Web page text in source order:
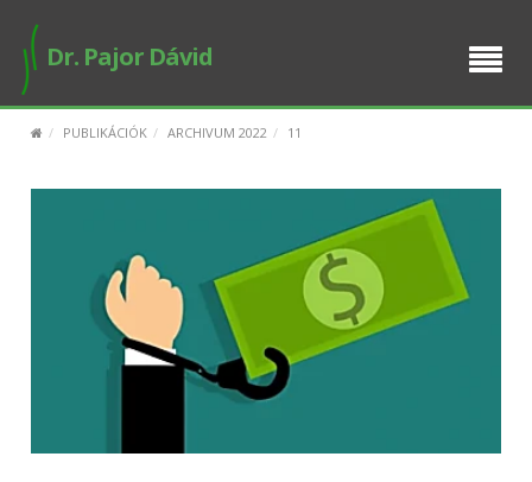
Dr. Pajor Dávid
PUBLIKÁCIÓK ARCHIVUM 2022 11
BEMUTATKOZÁS
SZOLGÁLTATÁSAIM
PUBLIKÁCIÓK
IDŐPONT FOGLALÁS